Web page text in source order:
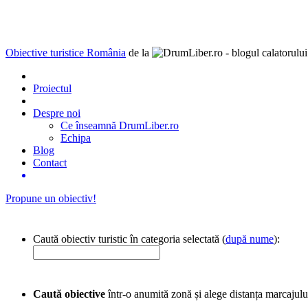
Obiective turistice România de la
Proiectul
Despre noi
Ce înseamnă DrumLiber.ro
Echipa
Blog
Contact
Propune un obiectiv!
Caută obiectiv turistic în categoria selectată (după nume):
Caută obiectiveîntr-o anumită zonă și alege distanța